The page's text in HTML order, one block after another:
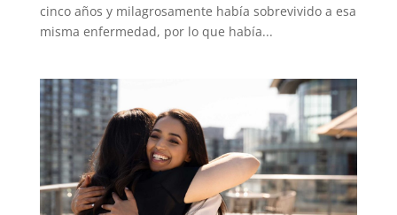
cinco años y milagrosamente había sobrevivido a esa
misma enfermedad, por lo que había...